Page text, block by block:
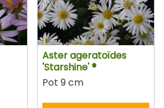
Aster ageratoïdes
'Starshine' ®
Pot 9 cm